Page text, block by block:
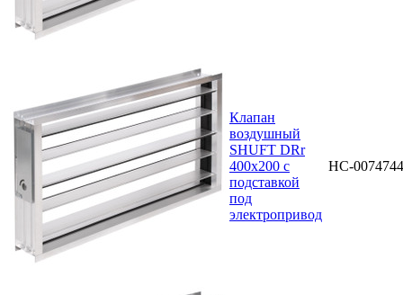
Клапан
воздушный
SHUFT DRr
400х200 с
подставкой
под
электропривод
НС-0074744